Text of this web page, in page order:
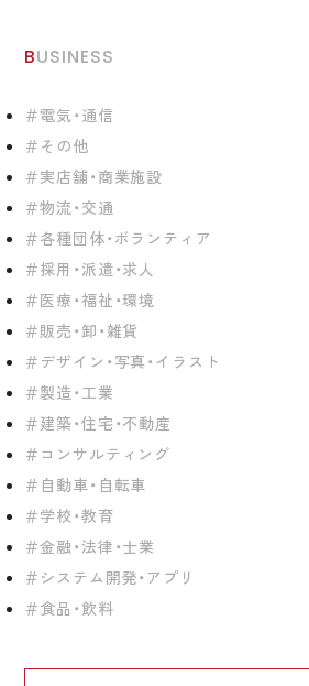
BUSINESS
電気・通信
その他
実店舗・商業施設
物流・交通
各種団体・ボランティア
採用・派遣・求人
医療・福祉・環境
販売・卸・雑貨
デザイン・写真・イラスト
製造・工業
建築・住宅・不動産
コンサルティング
自動車・自転車
学校・教育
金融・法律・士業
システム開発・アプリ
食品・飲料